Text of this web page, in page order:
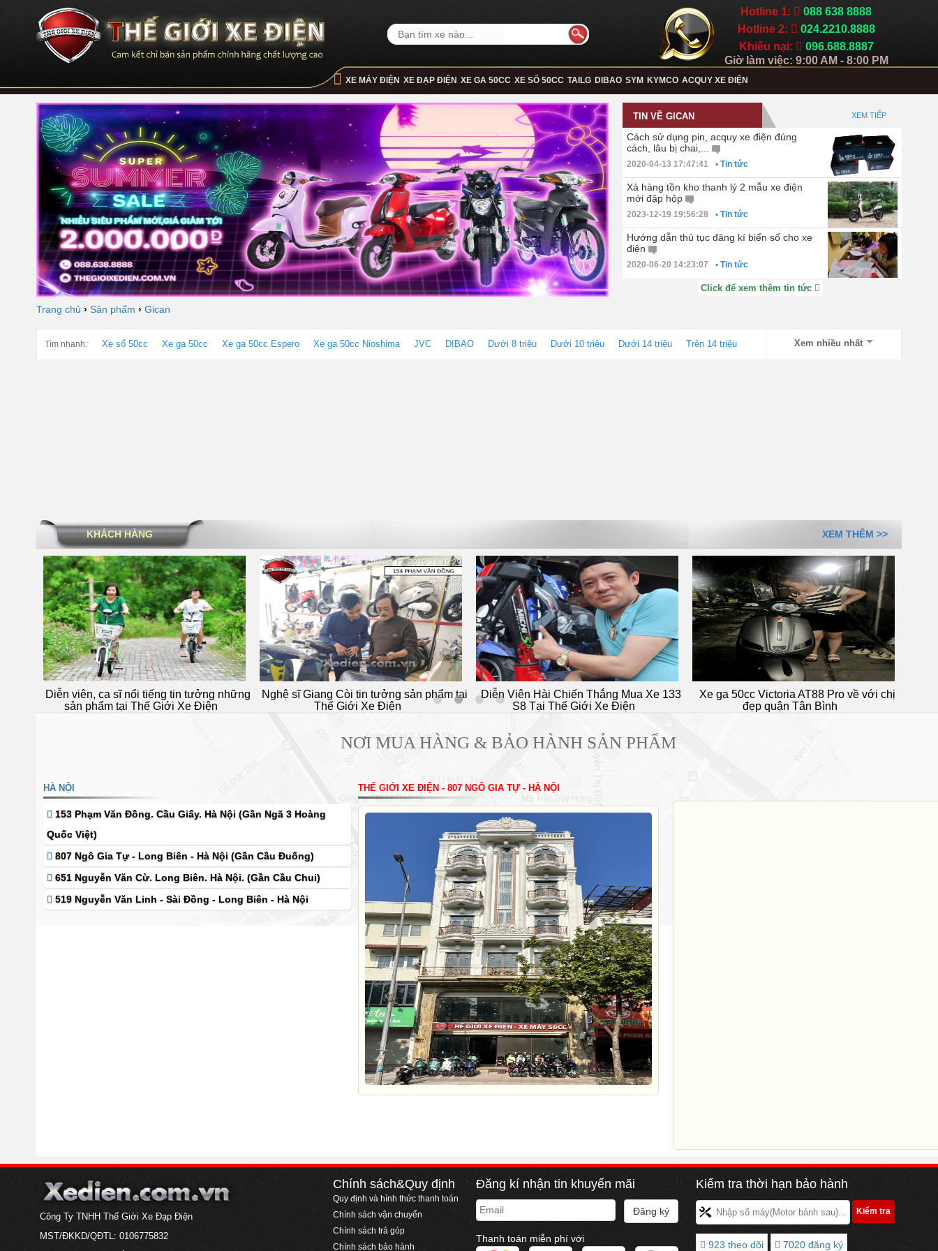
Hotline 1:
088 638 8888
Hotline 2:
024.2210.8888
Khiếu nại:
096.688.8887
Giờ làm việc: 9:00 AM - 8:00 PM
XE MÁY ĐIỆN XE ĐẠP ĐIỆN XE GA 50CC XE SỐ 50CC TAILG DIBAO SYM KYMCO ACQUY XE ĐIỆN
TIN VỀ GICAN XEM TIẾP
Cách sử dụng pin, acquy xe điện đúng
cách, lâu bị chai,...
2020-04-13 17:47:41 • Tin tức
Xả hàng tồn kho thanh lý 2 mẫu xe điện
mới đập hộp
2023-12-19 19:56:28 • Tin tức
Hướng dẫn thủ tục đăng kí biển số cho xe
điện
2020-06-20 14:23:07 • Tin tức
Click để xem thêm tin tức
Trang chủ › Sản phẩm › Gican
Tìm nhanh: Xe số 50cc Xe ga 50cc Xe ga 50cc Espero Xe ga 50cc Nioshima JVC DIBAO Dưới 8 triệu Dưới 10 triệu Dưới 14 triệu Trên 14 triệu Xem nhiều nhất
KHÁCH HÀNG XEM THÊM >>
Diễn viên, ca sĩ nổi tiếng tin tưởng những
sản phẩm tại Thế Giới Xe Điện
Nghệ sĩ Giang Còi tin tưởng sản phẩm tại
Thế Giới Xe Điện
Diễn Viên Hài Chiến Thắng Mua Xe 133
S8 Tại Thế Giới Xe Điện
Xe ga 50cc Victoria AT88 Pro về với chị
đẹp quận Tân Bình
NƠI MUA HÀNG & BẢO HÀNH SẢN PHẨM
HÀ NỘI
153 Phạm Văn Đồng. Cầu Giấy. Hà Nội (Gần Ngã 3 Hoàng
Quốc Việt)
807 Ngô Gia Tự - Long Biên - Hà Nội (Gần Cầu Đuống)
651 Nguyễn Văn Cừ. Long Biên. Hà Nội. (Gần Cầu Chui)
519 Nguyễn Văn Linh - Sài Đồng - Long Biên - Hà Nội
THẾ GIỚI XE ĐIỆN - 807 NGÔ GIA TỰ - HÀ NỘI
Công Ty TNHH Thế Giới Xe Đạp Điện
MST/ĐKKD/QĐTL: 0106775832
Chính sách&Quy định
Quy định và hình thức thanh toán
Chính sách vận chuyển
Chính sách trả góp
Chính sách bảo hành
Đăng kí nhận tin khuyến mãi
Email
Thanh toán miễn phí với
Kiểm tra thời hạn bảo hành
923 theo dõi 7020 đăng ký